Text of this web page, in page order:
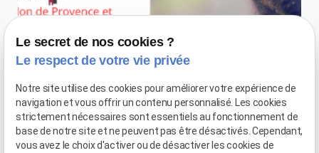
Le 13 mars 2026
Accidents et responsabilité médicale
Accident de la route animaux sauvages dans les
Le secret de nos cookies ?
Le respect de votre vie privée
Notre site utilise des cookies pour améliorer votre expérience de
navigation et vous offrir un contenu personnalisé. Les cookies
strictement nécessaires sont essentiels au fonctionnement de
base de notre site et ne peuvent pas être désactivés. Cependant,
vous avez le choix d'activer ou de désactiver les cookies de